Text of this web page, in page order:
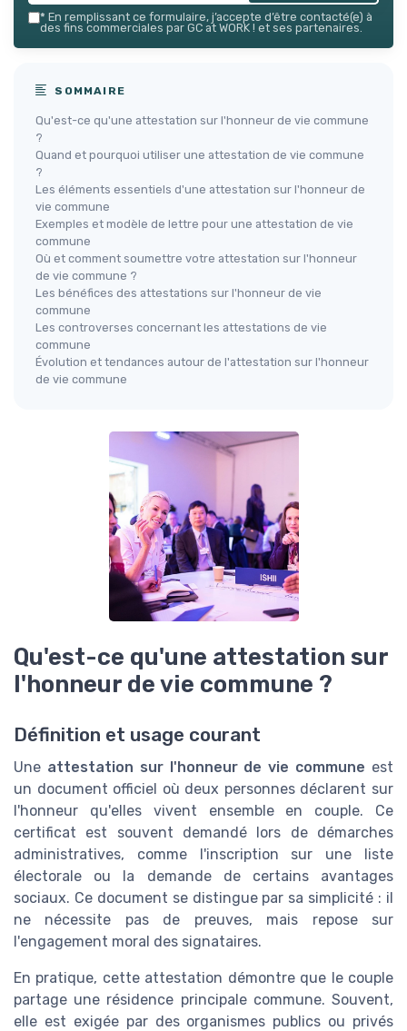
* En remplissant ce formulaire, j’accepte d’être contacté(e) à
des fins commerciales par GC at WORK ! et ses partenaires.
SOMMAIRE
Qu'est-ce qu'une attestation sur l'honneur de vie commune
?
Quand et pourquoi utiliser une attestation de vie commune
?
Les éléments essentiels d'une attestation sur l'honneur de
vie commune
Exemples et modèle de lettre pour une attestation de vie
commune
Où et comment soumettre votre attestation sur l'honneur
de vie commune ?
Les bénéfices des attestations sur l'honneur de vie
commune
Les controverses concernant les attestations de vie
commune
Évolution et tendances autour de l'attestation sur l'honneur
de vie commune
Qu'est-ce qu'une attestation sur
l'honneur de vie commune ?
Définition et usage courant
Une attestation sur l'honneur de vie commune est
un document officiel où deux personnes déclarent sur
l'honneur qu'elles vivent ensemble en couple. Ce
certificat est souvent demandé lors de démarches
administratives, comme l'inscription sur une liste
électorale ou la demande de certains avantages
sociaux. Ce document se distingue par sa simplicité : il
ne nécessite pas de preuves, mais repose sur
l'engagement moral des signataires.
En pratique, cette attestation démontre que le couple
partage une résidence principale commune. Souvent,
elle est exigée par des organismes publics ou privés